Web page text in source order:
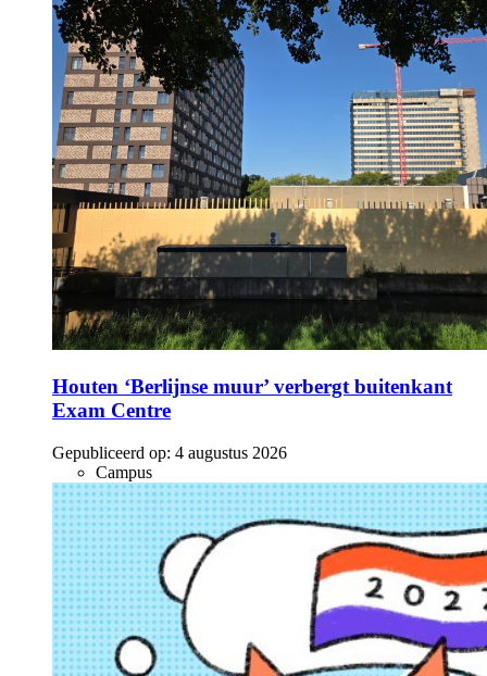
Houten ‘Berlijnse muur’ verbergt buitenkant
Exam Centre
Gepubliceerd op: 4 augustus 2026
Campus